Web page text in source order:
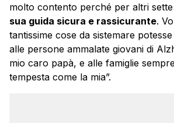
molto contento perché per altri
sua guida sicura e rassicurante.
tantissime cose da sistemare
alle persone ammalate giovani di
mio caro papà, e alle famiglie
tempesta come la mia”.